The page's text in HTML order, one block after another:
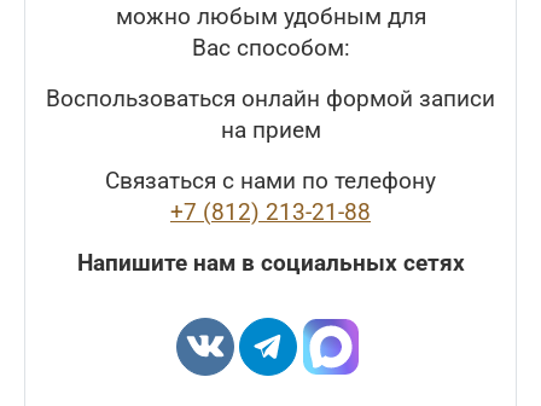
можно любым удобным для
Вас способом:
Воспользоваться онлайн формой записи
на прием
Связаться с нами по телефону
+7 (812) 213-21-88
Напишите нам в социальных сетях